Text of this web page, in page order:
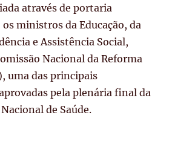
através de portaria
ministros da Educação, da
e Assistência Social,
Nacional da Reforma
uma das principais
pela plenária final da
de Saúde.